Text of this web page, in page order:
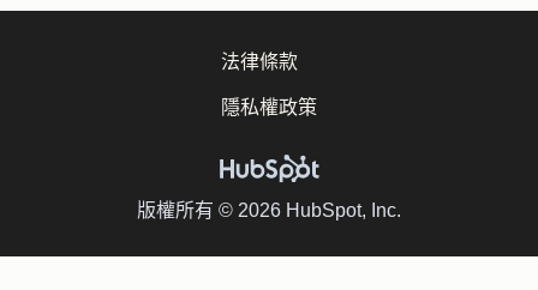
版權所有 © 2026 HubSpot, Inc.
法律條款
隱私權政策